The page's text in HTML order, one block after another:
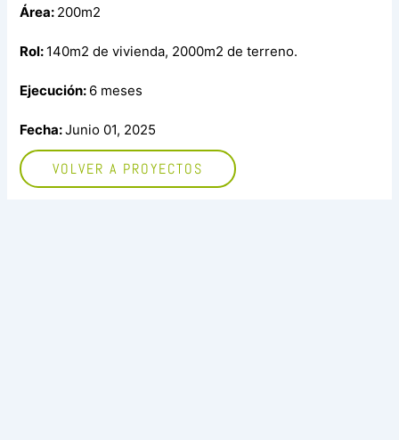
Área: 200m2
Rol: 140m2 de vivienda, 2000m2 de terreno.
Ejecución: 6 meses
Fecha:Junio 01, 2025
VOLVER A PROYECTOS